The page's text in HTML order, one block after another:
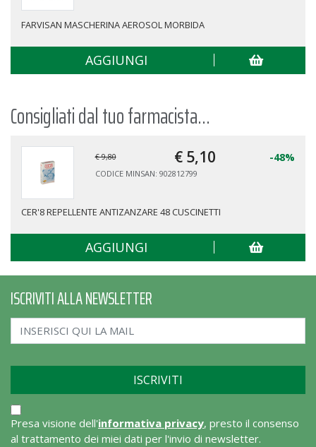
FORCELLA NASALE C/RACCORDO
AGGIUNGI
Consigliati dal tuo farmacista...
€ 9,80 € 5,10 -48%
CODICE MINSAN: 902812799
CER'8 REPELLENTE ANTIZANZARE 48 CUSCINETTI
AGGIUNGI
ISCRIVITI ALLA NEWSLETTER
Presa visione dell'informativa privacy, presto il consenso
al trattamento dei miei dati per l'invio di newsletter.